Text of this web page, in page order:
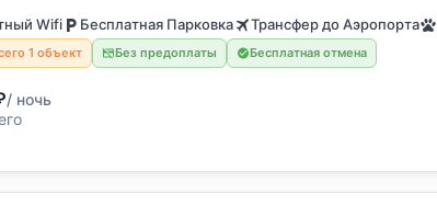
Wifi Бесплатная Парковка Трансфер до Аэропорта
1 объект Без предоплаты Бесплатная отмена
/ ночь